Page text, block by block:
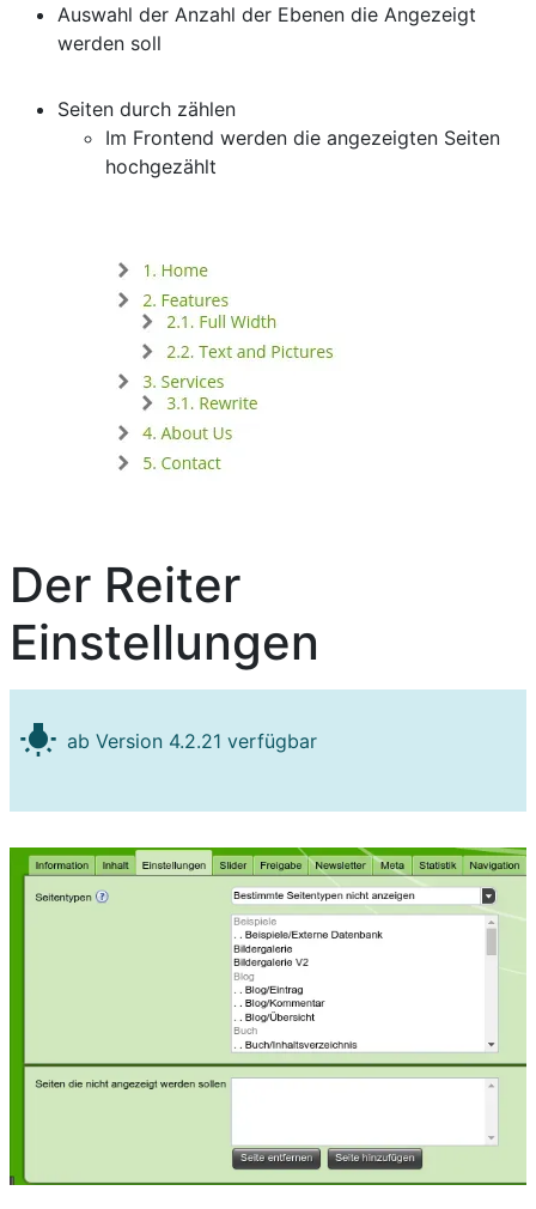
Auswahl der Anzahl der Ebenen die Angezeigt
werden soll
Seiten durch zählen
Im Frontend werden die angezeigten Seiten
hochgezählt
Der Reiter
Einstellungen
wb_incandescent ab Version 4.2.21 verfügbar